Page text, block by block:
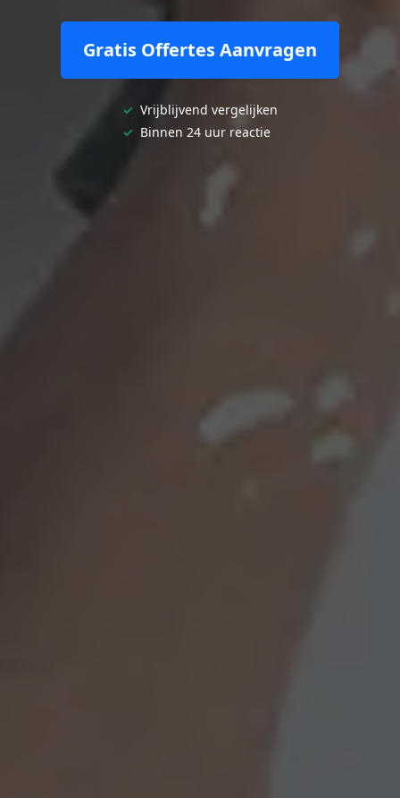
Gratis Offertes Aanvragen
✓ Vrijblijvend vergelijken
✓ Binnen 24 uur reactie